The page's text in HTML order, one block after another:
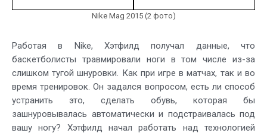
Nike Mag 2015 (2 фото)
Работая в Nike, Хэтфилд получал данные, что
баскетболисты травмировали ноги в том числе из-за
слишком тугой шнуровки. Как при игре в матчах, так и во
время тренировок. Он задался вопросом, есть ли способ
устранить это, сделать обувь, которая бы
зашнуровывалась автоматически и подстраивалась под
вашу ногу? Хэтфилд начал работать над технологией